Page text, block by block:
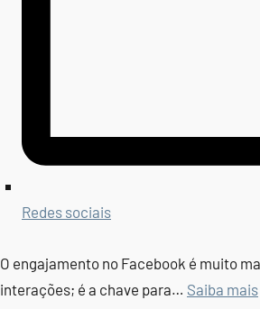
Redes sociais
O engajamento no Facebook é muito
interações; é a chave para… Saiba mais